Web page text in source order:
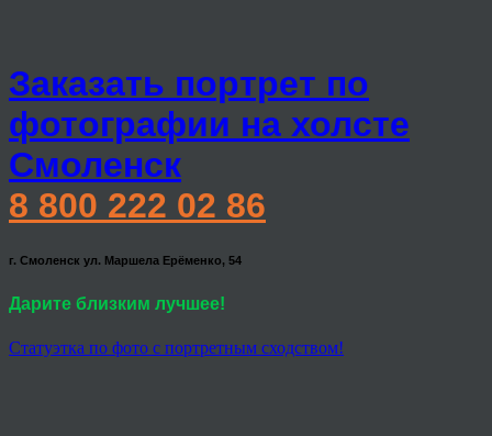
Заказать портрет по
фотографии на холсте
Смоленск
8 800 222 02 86
г. Смоленск ул. Маршела Ерёменко, 54
Дарите близким лучшее!
Статуэтка по фото с портретным сходством!